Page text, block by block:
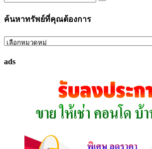
ค้นหาทรัพย์ที่คุณต้องการ
ค้นหา
ที่
ads